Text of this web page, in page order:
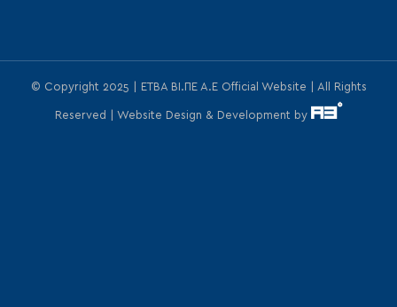
© Copyright 2025 | ΕΤΒΑ ΒΙ.ΠΕ Α.Ε Official Website | All Rights
Reserved | Website Design & Development by